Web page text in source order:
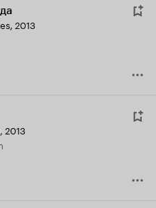
, 2013
2013